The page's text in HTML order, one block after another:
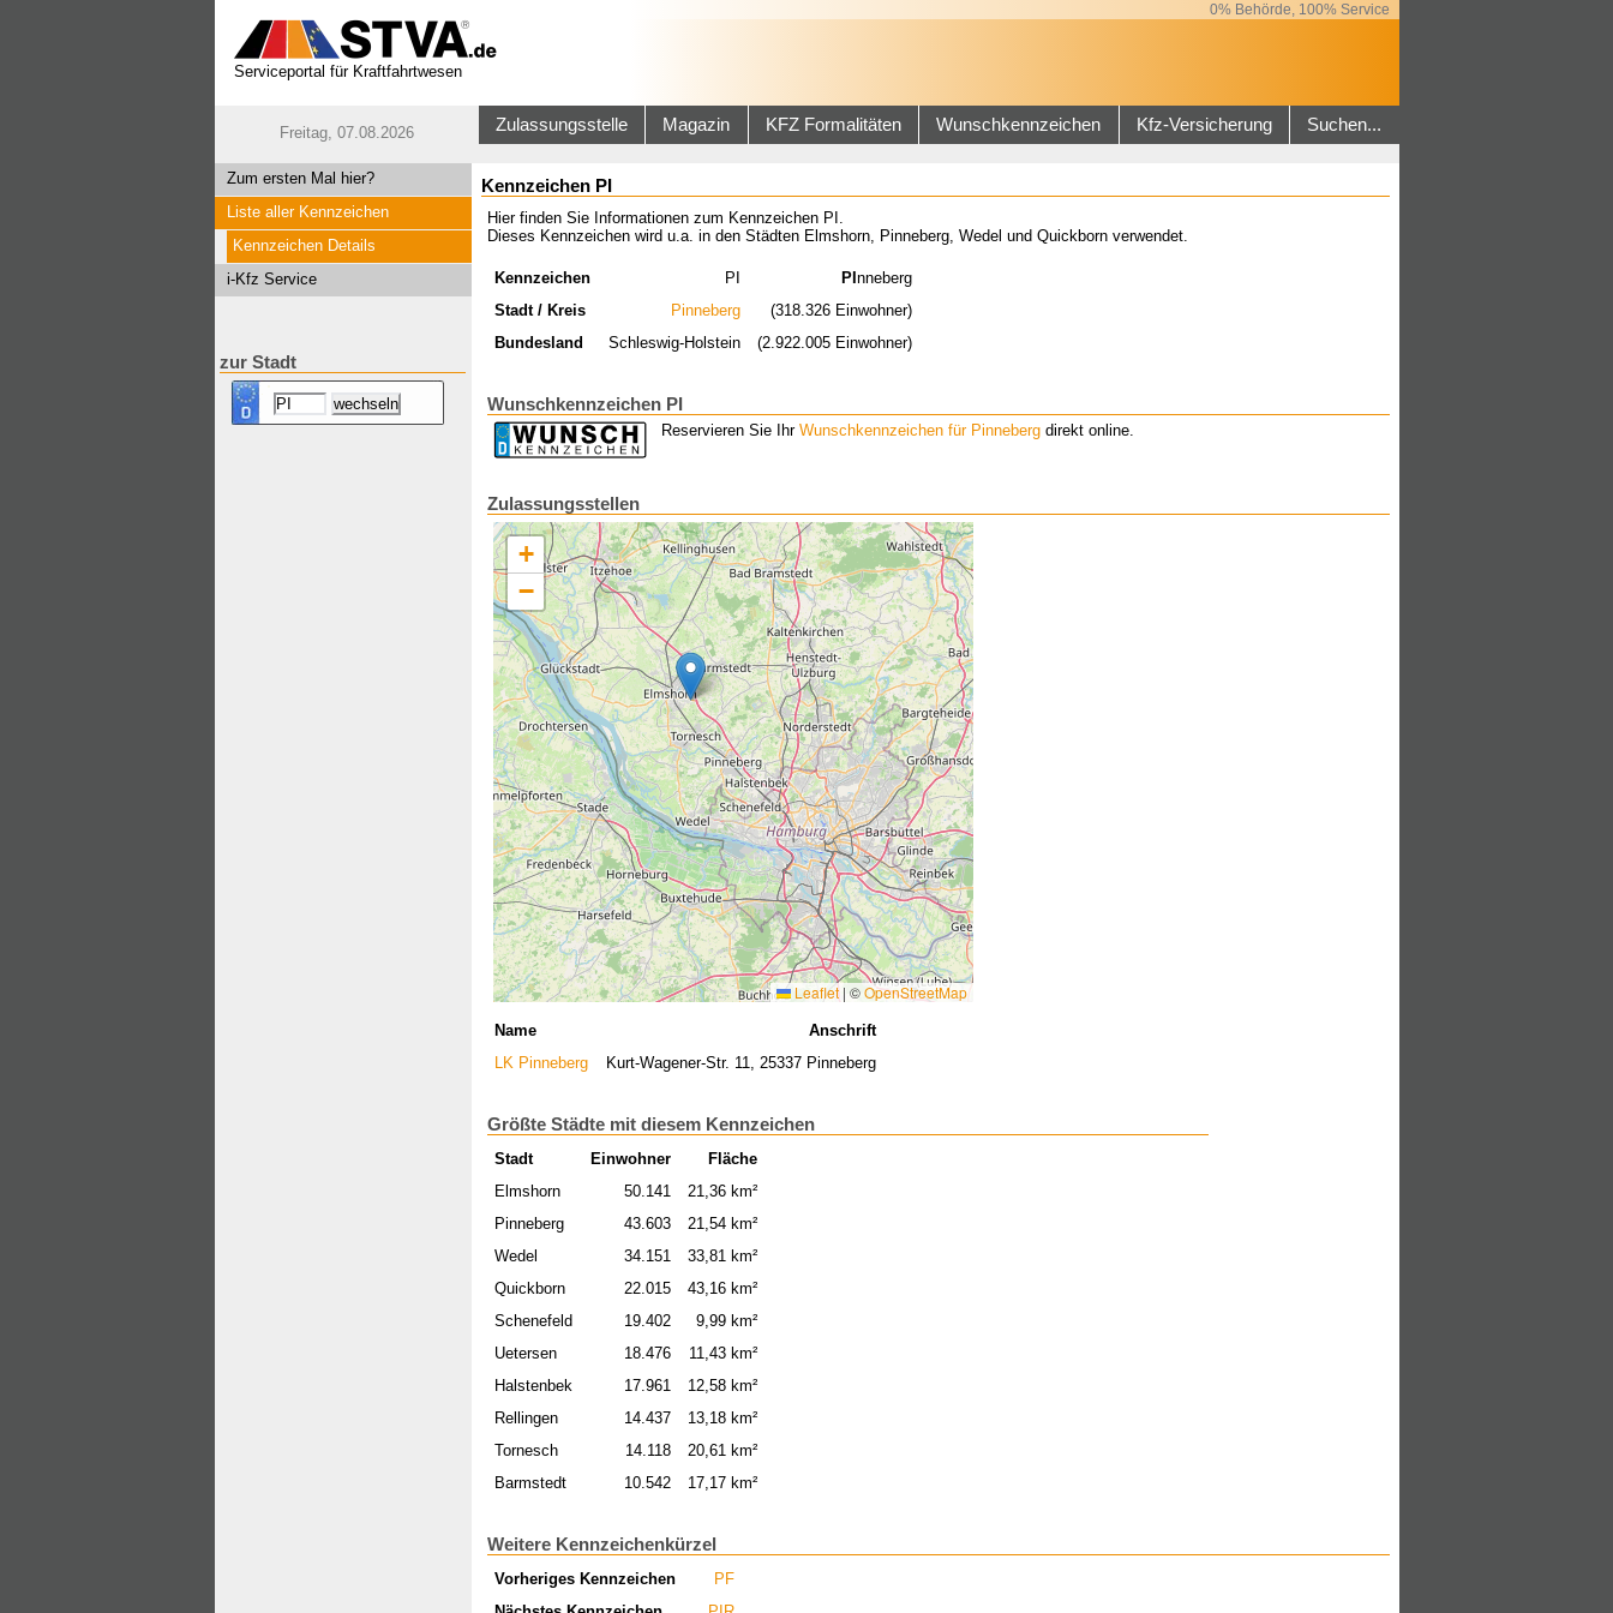
0% Behörde, 100% Service
Serviceportal für Kraftfahrtwesen
Freitag, 07.08.2026 Zulassungsstelle Magazin KFZ Formalitäten Wunschkennzeichen Kfz-Versicherung Suchen...
Zum ersten Mal hier?
Liste aller Kennzeichen
Kennzeichen Details
i-Kfz Service
zur Stadt
Kennzeichen PI
Hier finden Sie Informationen zum Kennzeichen PI.
Dieses Kennzeichen wird u.a. in den Städten Elmshorn, Pinneberg, Wedel und Quickborn verwendet.
Kennzeichen PI PInneberg
Stadt / Kreis
Pinneberg
(318.326 Einwohner)
Bundesland
Schleswig-Holstein (2.922.005 Einwohner)
Wunschkennzeichen PI
Reservieren Sie Ihr Wunschkennzeichen für Pinnebergdirekt online.
Zulassungsstellen
+
−
Leaflet | ©OpenStreetMap
Name
Anschrift
LK Pinneberg
Kurt-Wagener-Str. 11, 25337 Pinneberg
Größte Städte mit diesem Kennzeichen
Stadt Einwohner
Fläche
Elmshorn
50.141
21,36 km²
Pinneberg
43.603
21,54 km²
Wedel
34.151
33,81 km²
Quickborn
22.015
43,16 km²
Schenefeld
19.402
9,99 km²
Uetersen
18.476
11,43 km²
Halstenbek
17.961
12,58 km²
Rellingen
14.437
13,18 km²
Tornesch
14.118
20,61 km²
Barmstedt
10.542 17,17 km²
Weitere Kennzeichenkürzel
Vorheriges Kennzeichen
PF